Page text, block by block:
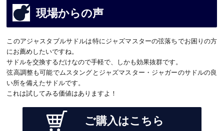
現場からの声
このアジャスタブルサドルは特にジャズマスターの弦落ちでお困りの方
にお薦めしたいですね。
サドルを交換するだけなので手軽で、しかも効果抜群です。
弦高調整も可能でムスタングとジャズマスター・ジャガーのサドルの良
い所を備えたサドルです。
これは試してみる価値はありますよ！
ご購入はこちら